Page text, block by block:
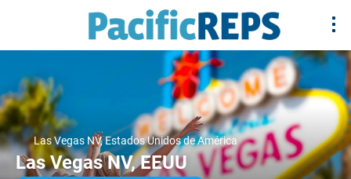
Las Vegas NV, Estados Unidos de América
Las Vegas NV, EEUU